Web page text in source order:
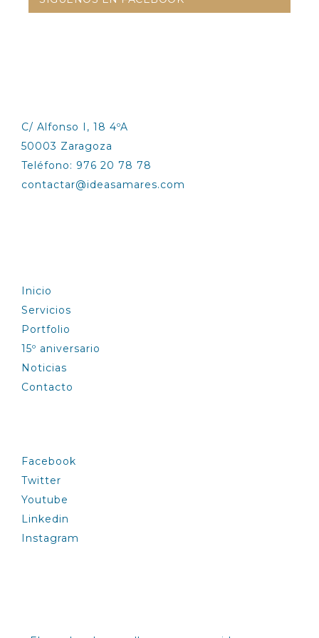
C/ Alfonso I, 18 4ºA
50003 Zaragoza
Teléfono: 976 20 78 78
contactar@ideasamares.com
Inicio
Servicios
Portfolio
15º aniversario
Noticias
Contacto
Facebook
Twitter
Youtube
Linkedin
Instagram